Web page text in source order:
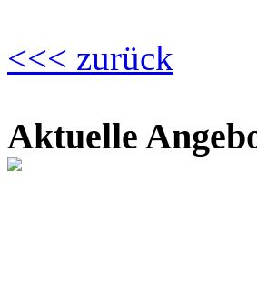
<<< zurück
Aktuelle